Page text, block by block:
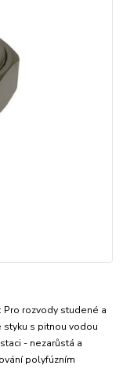
Pro rozvody studené a
s pitnou vodou
- nezarůstá a
polyfúzním